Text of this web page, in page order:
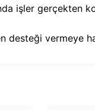
işler gerçekten
desteği vermeye